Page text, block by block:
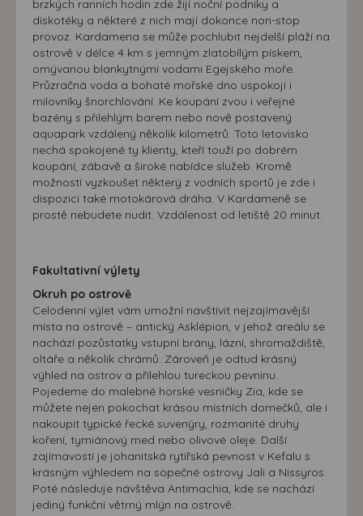
brzkých ranních hodin zde žijí noční podniky a
diskotéky a některé z nich mají dokonce non-stop
provoz. Kardamena se může pochlubit nejdelší pláží na
ostrově v délce 4 km s jemným zlatobílým pískem,
omývanou blankytnými vodami Egejského moře.
Průzračná voda a bohaté mořské dno uspokojí i
milovníky šnorchlování. Ke koupání zvou i veřejné
bazény s přilehlým barem nebo nově postavený
aquapark vzdálený několik kilometrů. Toto letovisko
nechá spokojené ty klienty, kteří touží po dobrém
koupání, zábavě a široké nabídce služeb. Kromě
možností vyzkoušet některý z vodních sportů je zde i
dispozici také motokárová dráha. V Kardameně se
prostě nebudete nudit. Vzdálenost od letiště 20 minut.
Fakultativní výlety
Okruh po ostrově
Celodenní výlet vám umožní navštívit nejzajímavější
místa na ostrově – antický Asklépion, v jehož areálu se
nachází pozůstatky vstupní brány, lázní, shromaždiště,
oltáře a několik chrámů. Zároveň je odtud krásný
výhled na ostrov a přilehlou tureckou pevninu.
Pojedeme do malebné horské vesničky Zia, kde se
můžete nejen pokochat krásou místních domečků, ale i
nakoupit typické řecké suvenýry, rozmanité druhy
koření, tymiánový med nebo olivové oleje. Další
zajímavostí je johanitská rytířská pevnost v Kefalu s
krásným výhledem na sopečné ostrovy Jali a Nissyros.
Poté následuje návštěva Antimachia, kde se nachází
jediný funkční větrný mlýn na ostrově.
přizpůsobených Vašim zájmům.